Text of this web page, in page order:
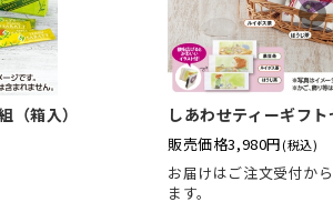
（箱入） しあわせティーギフ
販売価格3,980円(税込)
お届けはご注文受付か
ます。